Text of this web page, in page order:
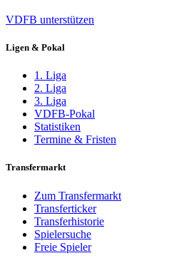
VDFB unterstützen
Ligen & Pokal
1. Liga
2. Liga
3. Liga
VDFB-Pokal
Statistiken
Termine & Fristen
Transfermarkt
Zum Transfermarkt
Transferticker
Transferhistorie
Spielersuche
Freie Spieler